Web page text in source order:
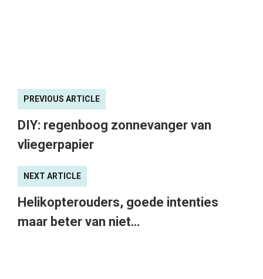
PREVIOUS ARTICLE
DIY: regenboog zonnevanger van
vliegerpapier
NEXT ARTICLE
Helikopterouders, goede intenties
maar beter van niet…